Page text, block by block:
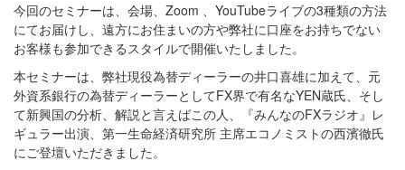
今回のセミナーは、会場、Zoom 、YouTubeライブの3種類の方法
にてお届けし、遠方にお住まいの方や弊社に口座をお持ちでない
お客様も参加できるスタイルで開催いたしました。
本セミナーは、弊社現役為替ディーラーの井口喜雄に加えて、元
外資系銀行の為替ディーラーとしてFX界で有名なYEN蔵氏、そし
て新興国の分析、解説と言えばこの人、『みんなのFXラジオ』レ
ギュラー出演、第一生命経済研究所 主席エコノミストの西濱徹氏
にご登壇いただきました。